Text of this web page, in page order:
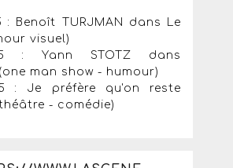
: Benoît TURJMAN dans Le
visuel)
: Yann STOTZ dans
(one man show - humour)
: Je préfère qu'on reste
- comédie)